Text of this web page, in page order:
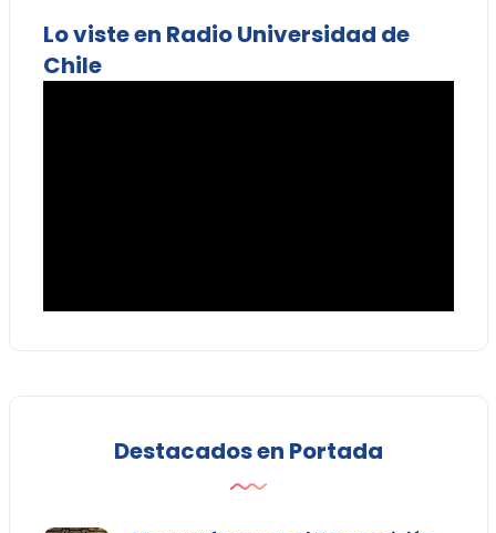
Lo viste en Radio Universidad de
Chile
Destacados en Portada